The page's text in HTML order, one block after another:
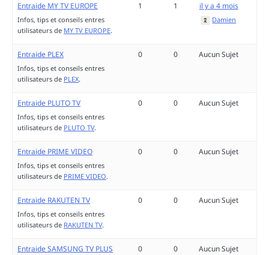
Entraide MY TV EUROPE
Infos, tips et conseils entres
utilisateurs de MY TV EUROPE.
1 1 il y a 4 mois
Damien
Entraide PLEX
Infos, tips et conseils entres
utilisateurs de PLEX.
0 0 Aucun Sujet
Entraide PLUTO TV
Infos, tips et conseils entres
utilisateurs de PLUTO TV.
0 0 Aucun Sujet
Entraide PRIME VIDEO
Infos, tips et conseils entres
utilisateurs de PRIME VIDEO.
0 0 Aucun Sujet
Entraide RAKUTEN TV
Infos, tips et conseils entres
utilisateurs de RAKUTEN TV.
0 0 Aucun Sujet
Entraide SAMSUNG TV PLUS 0 0 Aucun Sujet